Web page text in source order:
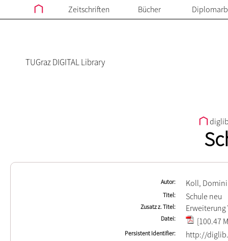
Zeitschriften Bücher
TUGraz DIGITAL Library
Autor Koll,
Titel Schule neu
Zusatz z. Titel Erweiterung
Datei [100.47
Persistent Identifier
http://